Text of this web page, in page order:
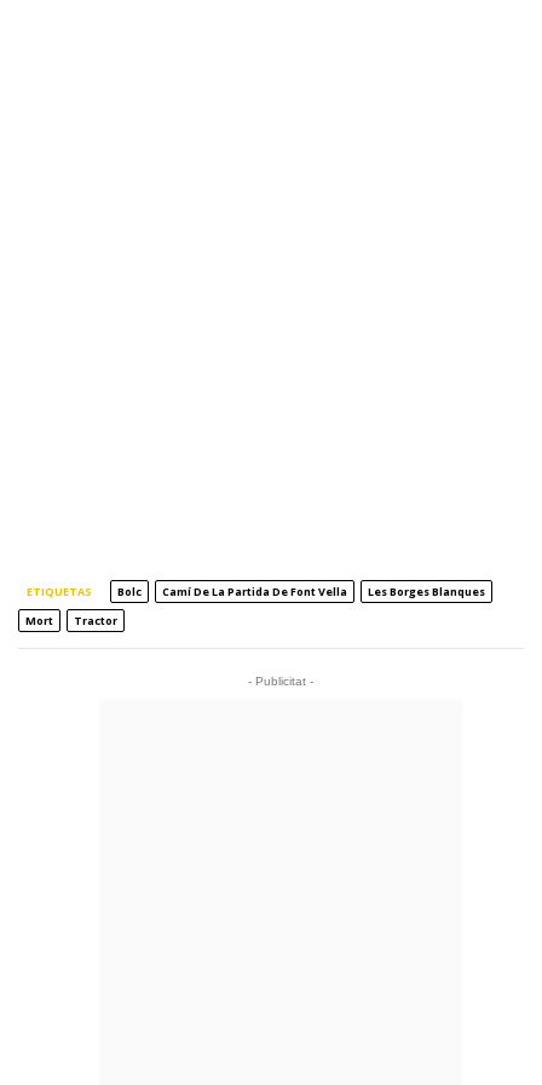
ETIQUETAS Bolc Camí De La Partida De Font Vella
Les Borges Blanques
Mort
Tractor
- Publicitat -